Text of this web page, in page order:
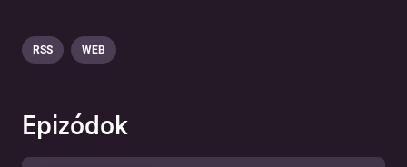
RSS WEB
Epizódok